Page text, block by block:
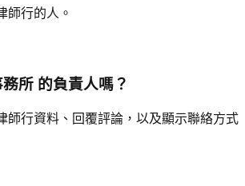
師行的人。
所 的負責人嗎？
師行資料、回覆評論，以及顯示聯絡方式